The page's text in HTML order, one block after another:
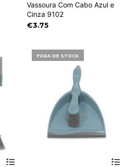
Vassoura Com Cabo Azul e
Cinza 9102
€3.75
FORA DE STOCK